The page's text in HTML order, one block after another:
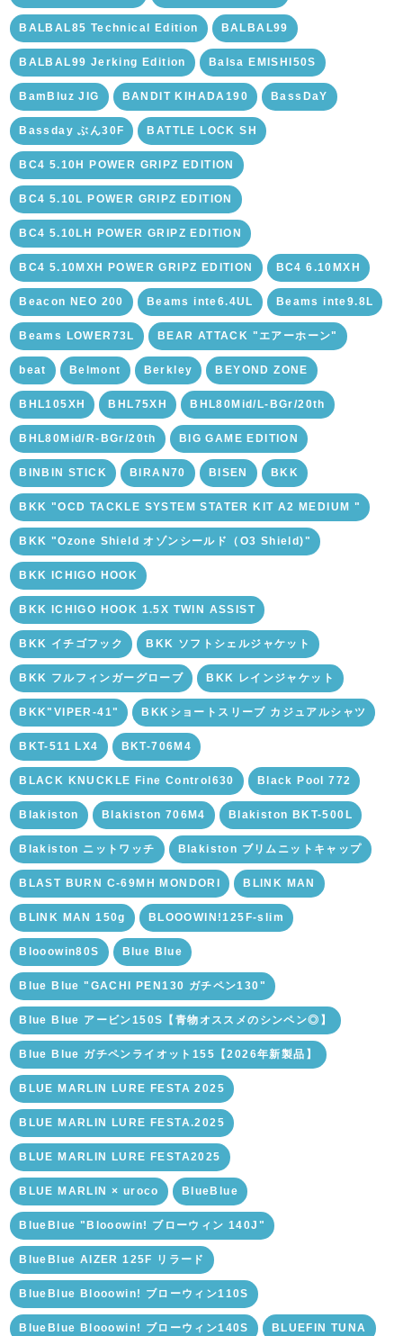
BALBAL85 Technical Edition BALBAL99
BALBAL99 Jerking Edition Balsa EMISHI50S
BamBluz JIG BANDIT KIHADA190 BassDaY
Bassday ぶん30F BATTLE LOCK SH
BC4 5.10H POWER GRIPZ EDITION
BC4 5.10L POWER GRIPZ EDITION
BC4 5.10LH POWER GRIPZ EDITION
BC4 5.10MXH POWER GRIPZ EDITION BC4 6.10MXH
Beacon NEO 200 Beams inte6.4UL Beams inte9.8L
Beams LOWER73L BEAR ATTACK "エアーホーン"
beat Belmont Berkley BEYOND ZONE
BHL105XH BHL75XH BHL80Mid/L-BGr/20th
BHL80Mid/R-BGr/20th BIG GAME EDITION
BINBIN STICK BIRAN70 BISEN BKK
BKK "OCD TACKLE SYSTEM STATER KIT A2 MEDIUM "
BKK "Ozone Shield オゾンシールド（O3 Shield)"
BKK ICHIGO HOOK
BKK ICHIGO HOOK 1.5X TWIN ASSIST
BKK イチゴフック BKK ソフトシェルジャケット
BKK フルフィンガーグローブ BKK レインジャケット
BKK"VIPER-41" BKKショートスリーブ カジュアルシャツ
BKT-511 LX4 BKT-706M4
BLACK KNUCKLE Fine Control630 Black Pool 772
Blakiston Blakiston 706M4 Blakiston BKT-500L
Blakiston ニットワッチ Blakiston ブリムニットキャップ
BLAST BURN C-69MH MONDORI BLINK MAN
BLINK MAN 150g BLOOOWIN!125F-slim
Blooowin80S Blue Blue
Blue Blue "GACHI PEN130 ガチペン130"
Blue Blue アービン150S【青物オススメのシンペン◎】
Blue Blue ガチペンライオット155【2026年新製品】
BLUE MARLIN LURE FESTA 2025
BLUE MARLIN LURE FESTA.2025
BLUE MARLIN LURE FESTA2025
BLUE MARLIN × uroco BlueBlue
BlueBlue "Blooowin! ブローウィン 140J"
BlueBlue AIZER 125F リラード
BlueBlue Blooowin! ブローウィン110S
BlueBlue Blooowin! ブローウィン140S BLUEFIN TUNA